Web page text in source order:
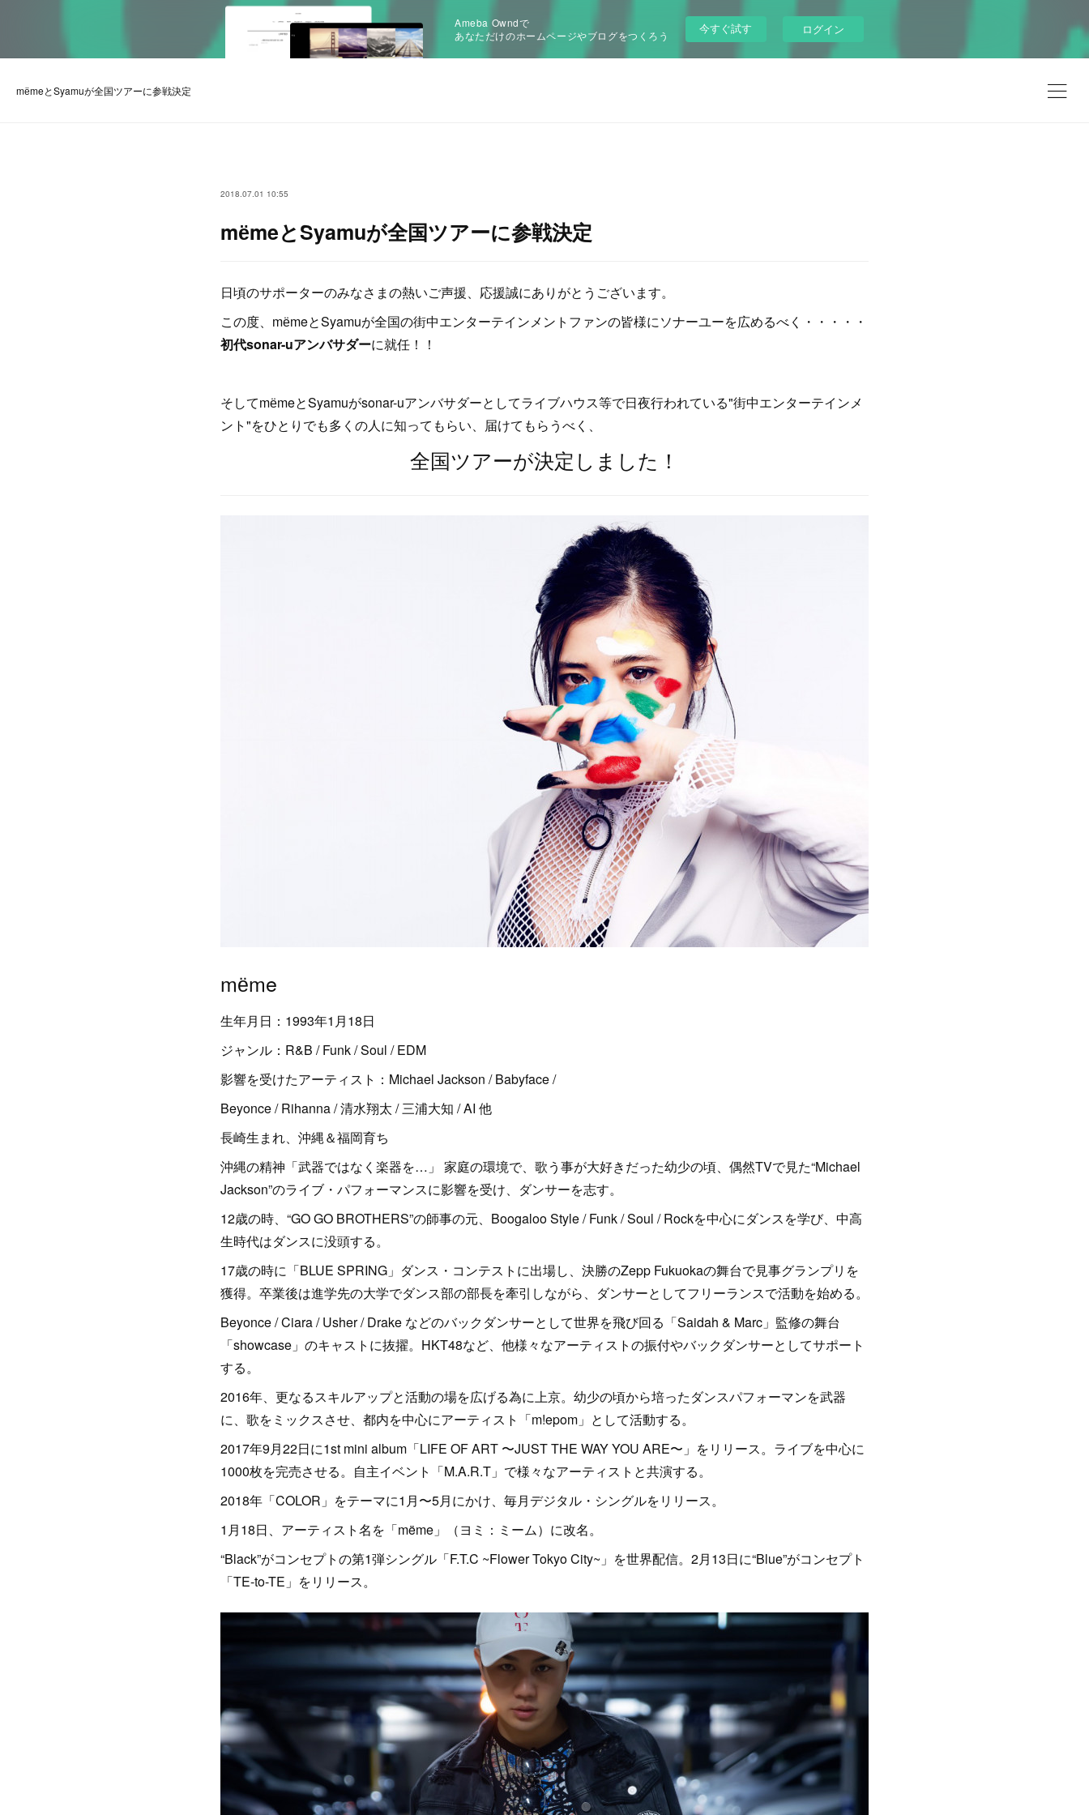
Ameba Owndで
あなただけのホームページやブログをつくろう
今すぐ試す ログイン
mёmeとSyamuが全国ツアーに参戦決定
2018.07.01 10:55
mёmeとSyamuが全国ツアーに参戦決定
日頃のサポーターのみなさまの熱いご声援、応援誠にありがとうございます。
この度、mёmeとSyamuが全国の街中エンターテインメントファンの皆様にソナーユーを広めるべく・・・・・
初代sonar-uアンバサダーに就任！！
そしてmёmeとSyamuがsonar-uアンバサダーとしてライブハウス等で日夜行われている"街中エンターテインメ
ント"をひとりでも多くの人に知ってもらい、届けてもらうべく、
全国ツアーが決定しました！
mёme
生年月日：1993年1月18日
ジャンル：R&B / Funk / Soul / EDM
影響を受けたアーティスト：Michael Jackson / Babyface /
Beyonce / Rihanna / 清水翔太 / 三浦大知 / AI 他
長崎生まれ、沖縄＆福岡育ち
沖縄の精神「武器ではなく楽器を…」 家庭の環境で、歌う事が大好きだった幼少の頃、偶然TVで見た“Michael
Jackson”のライブ・パフォーマンスに影響を受け、ダンサーを志す。
12歳の時、“GO GO BROTHERS”の師事の元、Boogaloo Style / Funk / Soul / Rockを中心にダンスを学び、中高
生時代はダンスに没頭する。
17歳の時に「BLUE SPRING」ダンス・コンテストに出場し、決勝のZepp Fukuokaの舞台で見事グランプリを
獲得。卒業後は進学先の大学でダンス部の部長を牽引しながら、ダンサーとしてフリーランスで活動を始める。
Beyonce / Ciara / Usher / Drake などのバックダンサーとして世界を飛び回る「Saidah & Marc」監修の舞台
「showcase」のキャストに抜擢。HKT48など、他様々なアーティストの振付やバックダンサーとしてサポート
する。
2016年、更なるスキルアップと活動の場を広げる為に上京。幼少の頃から培ったダンスパフォーマンを武器
に、歌をミックスさせ、都内を中心にアーティスト「m!epom」として活動する。
2017年9月22日に1st mini album「LIFE OF ART 〜JUST THE WAY YOU ARE〜」をリリース。ライブを中心に
1000枚を完売させる。自主イベント「M.A.R.T」で様々なアーティストと共演する。
2018年「COLOR」をテーマに1月〜5月にかけ、毎月デジタル・シングルをリリース。
1月18日、アーティスト名を「mëme」（ヨミ：ミーム）に改名。
“Black”がコンセプトの第1弾シングル「F.T.C ~Flower Tokyo City~」を世界配信。2月13日に“Blue”がコンセプト
「TE-to-TE」をリリース。